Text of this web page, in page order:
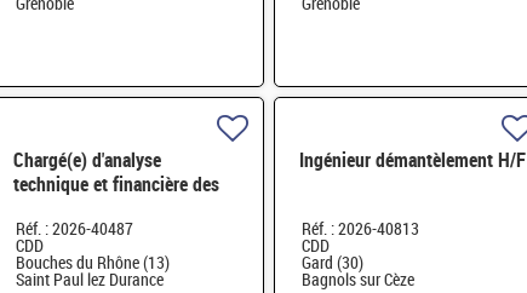
Grenoble
Grenoble
Chargé(e) d'analyse
technique et financière des
électromécanique H/F
Réf. : 2026-40487
CDD
Bouches du Rhône (13)
Saint Paul lez Durance
Ingénieur démantèlement H/F
Réf. : 2026-40813
CDD
Gard (30)
Bagnols sur Cèze